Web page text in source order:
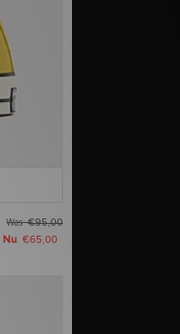
Was€95,00
Nu €65,00